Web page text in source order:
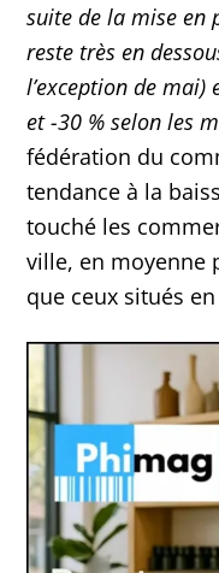
suite de la mise en
reste très en
l’exception de
et -30 % selon les
fédération du
tendance à la
touché les
ville, en moyenne
que ceux situés